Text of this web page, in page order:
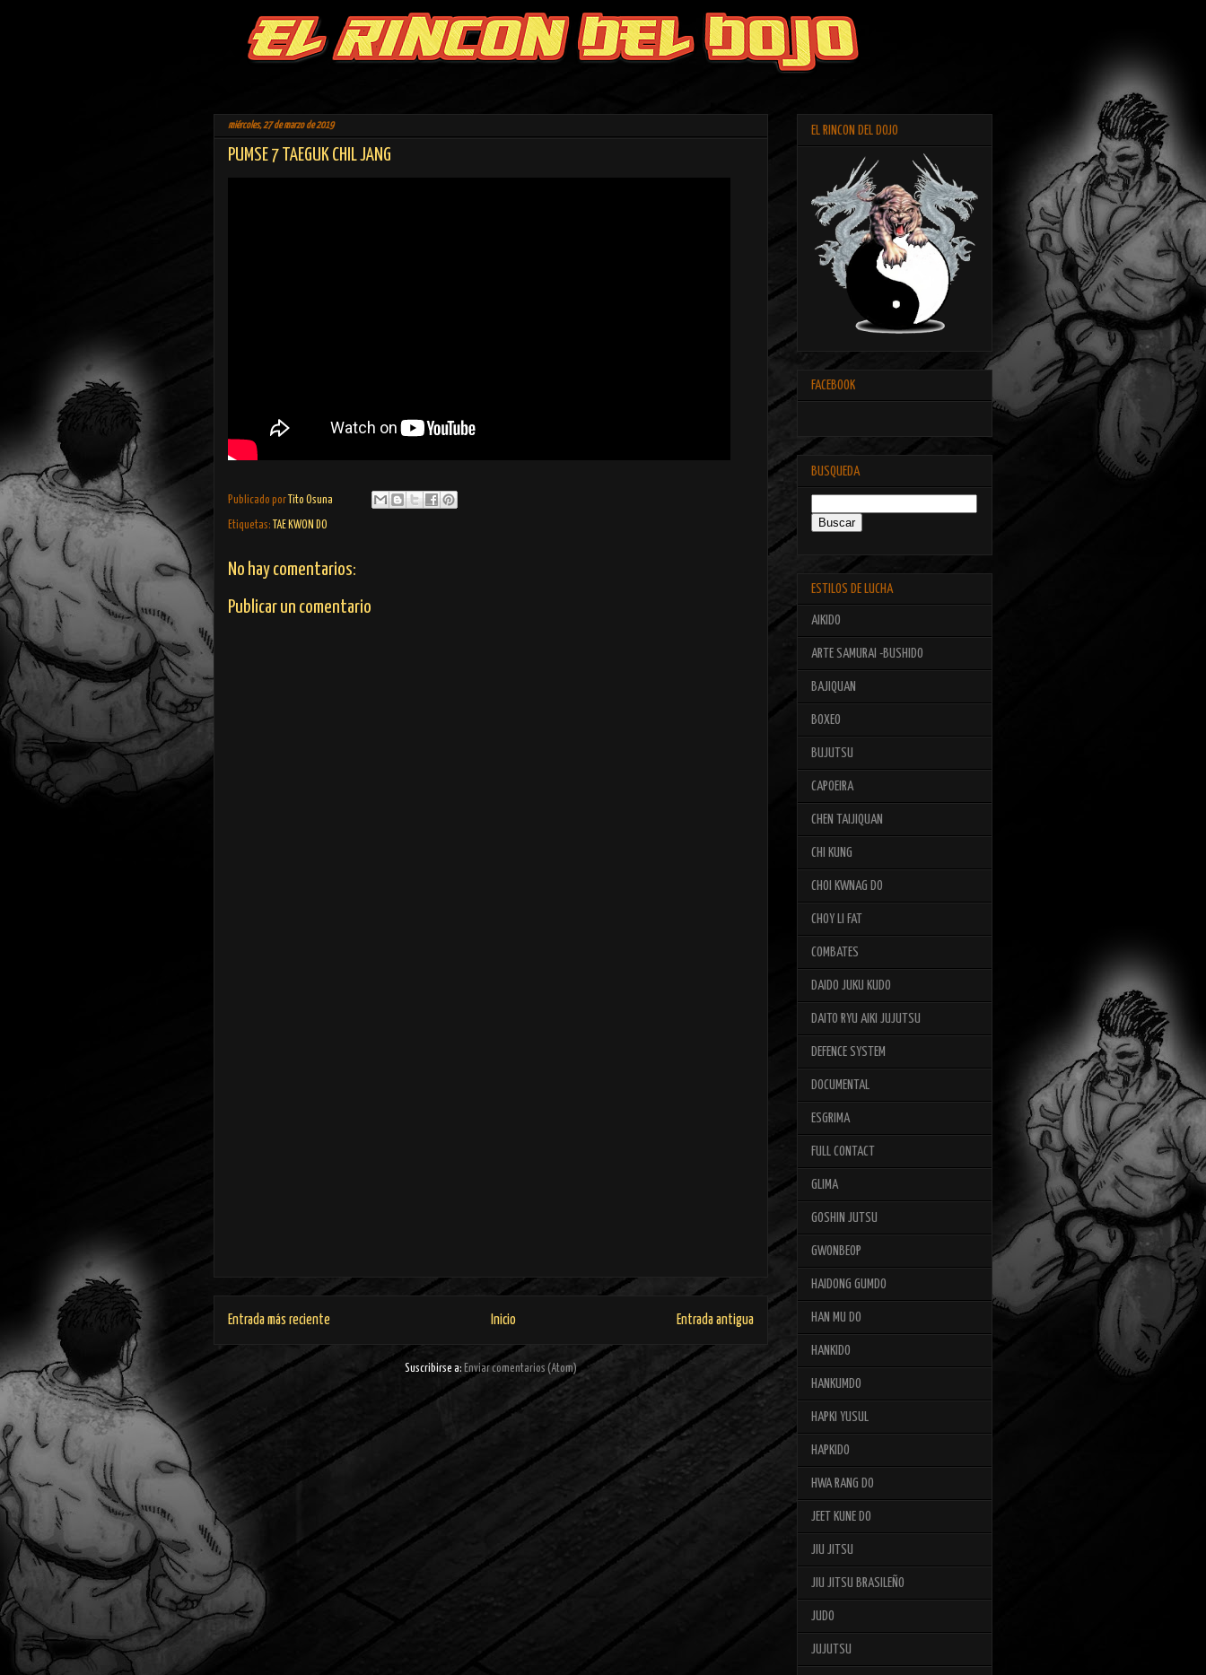
miércoles, 27 de marzo de 2019
PUMSE 7 TAEGUK CHIL JANG
Publicado por Tito Osuna
Etiquetas: TAE KWON DO
No hay comentarios:
Publicar un comentario
Entrada más reciente Entrada antigua
Inicio
Suscribirse a: Enviar comentarios (Atom)
EL RINCON DEL DOJO
FACEBOOK
BUSQUEDA
ESTILOS DE LUCHA
AIKIDO
ARTE SAMURAI -BUSHIDO
BAJIQUAN
BOXEO
BUJUTSU
CAPOEIRA
CHEN TAIJIQUAN
CHI KUNG
CHOI KWNAG DO
CHOY LI FAT
COMBATES
DAIDO JUKU KUDO
DAITO RYU AIKI JUJUTSU
DEFENCE SYSTEM
DOCUMENTAL
ESGRIMA
FULL CONTACT
GLIMA
GOSHIN JUTSU
GWONBEOP
HAIDONG GUMDO
HAN MU DO
HANKIDO
HANKUMDO
HAPKI YUSUL
HAPKIDO
HWA RANG DO
JEET KUNE DO
JIU JITSU
JIU JITSU BRASILEÑO
JUDO
JUJUTSU